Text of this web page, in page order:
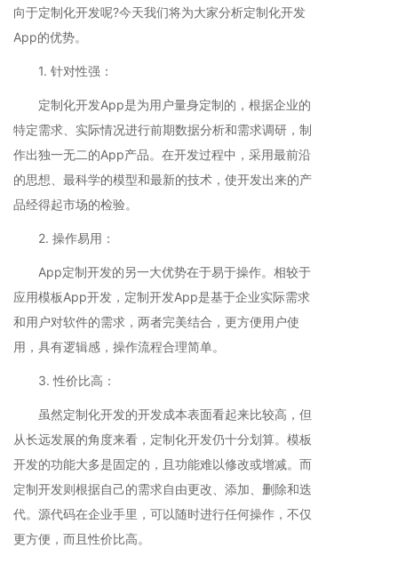
向于定制化开发呢?今天我们将为大家分析定制化开发
App的优势。
1. 针对性强：
定制化开发App是为用户量身定制的，根据企业的
特定需求、实际情况进行前期数据分析和需求调研，制
作出独一无二的App产品。在开发过程中，采用最前沿
的思想、最科学的模型和最新的技术，使开发出来的产
品经得起市场的检验。
2. 操作易用：
App定制开发的另一大优势在于易于操作。相较于
应用模板App开发，定制开发App是基于企业实际需求
和用户对软件的需求，两者完美结合，更方便用户使
用，具有逻辑感，操作流程合理简单。
3. 性价比高：
虽然定制化开发的开发成本表面看起来比较高，但
从长远发展的角度来看，定制化开发仍十分划算。模板
开发的功能大多是固定的，且功能难以修改或增减。而
定制开发则根据自己的需求自由更改、添加、删除和迭
代。源代码在企业手里，可以随时进行任何操作，不仅
更方便，而且性价比高。